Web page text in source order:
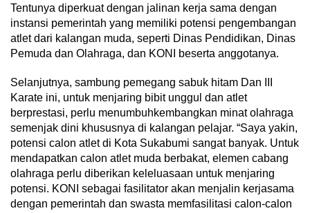
Tentunya diperkuat dengan jalinan kerja sama ‎dengan
instansi pemerintah yang memiliki potensi pengembangan
atlet dari kalangan muda, seperti Dinas Pendidikan, Dinas
Pemuda dan Olahraga, dan KONI beserta anggotanya.
Selanjutnya, sambung pemegang sabuk hitam Dan III
Karate ini, untuk menjaring bibit unggul dan atlet
berprestasi, perlu menumbuhkembangkan minat olahraga
semenjak dini khususnya di kalangan pelajar. “Saya yakin,
potensi calon atlet di Kota Sukabumi sangat banyak. Untuk
mendapatkan calon atlet muda berbakat, elemen cabang
olahraga perlu diberikan keleluasaan untuk menjaring
potensi. KONI sebagai fasilitator akan menjalin kerjasama
dengan pemerintah dan swasta memfasilitasi calon-calon